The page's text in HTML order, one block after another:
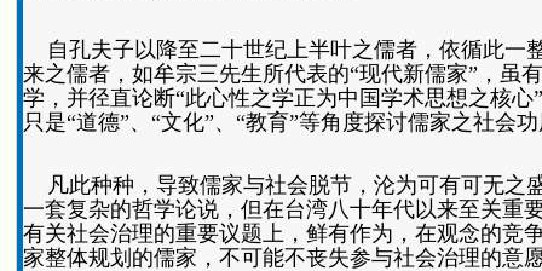
自孔夫子以降至二十世纪上半叶之儒者，依循此一
来之儒者，如牟宗三先生所代表的“现代新儒家”，虽
学，并径直论断“此心性之学正为中国学术思想之核
只是“道德”、“文化”、“教育”等角度探讨儒家之社会
凡此种种，导致儒家与社会脱节，沦为可有可无之
一套复杂的哲学论说，但在台湾八十年代以来至关重
有关社会治理的重要议题上，鲜有作为，在观念的竞
家整体规划的儒家，不可能不丧失参与社会治理的意